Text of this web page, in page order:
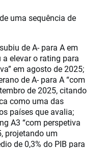
uma sequência de
de A- para A em
elevar o rating para
em agosto de 2025;
de A- para A “com
de 2025, citando
como uma das
países que avalia;
A3 “com perspetiva
projetando um
de 0,3% do PIB para